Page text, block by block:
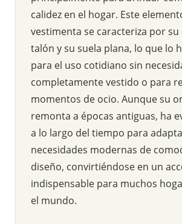
calidez en el hogar. Este
vestimenta se caracteriza por su
talón y su suela plana, lo que lo
para el uso cotidiano sin
completamente vestido o para
momentos de ocio. Aunque su
remonta a épocas antiguas, ha
a lo largo del tiempo para
necesidades modernas de
diseño, convirtiéndose en un
indispensable para muchos
el mundo.